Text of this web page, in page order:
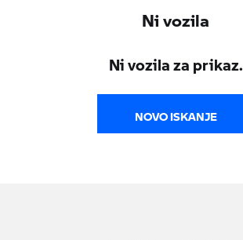
Ni vozila
Ni vozila za prikaz.
NOVO ISKANJE